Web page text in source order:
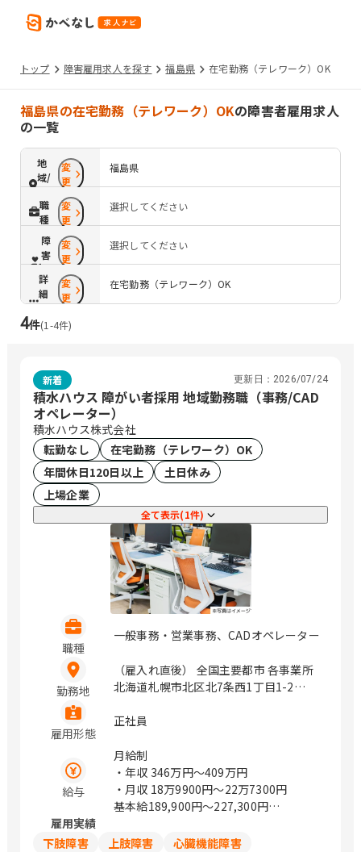
トップ 障害雇用求人を探す 福島県 在宅勤務（テレワーク）OK
福島県の在宅勤務（テレワーク）OKの障害者雇用求人
の一覧
地
域/
路
線
変
更
福島県
職
種
変
更
選択してください
障
害
配
慮
変
更
選択してください
詳
細
条
件
変
更
在宅勤務（テレワーク）OK
4件(1 -4件)
新着 更新日： 2026/07/24
積水ハウス 障がい者採用 地域勤務職（事務/CAD
オペレーター）
積水ハウス株式会社
転勤なし
在宅勤務（テレワーク）OK
年間休日120日以上
土日休み
上場企業
全て表示(1件)
職種
一般事務・営業事務、CADオペレーター
勤務地
（雇入れ直後） 全国主要都市 各事業所
北海道札幌市北区北7条西1丁目1-2
前北通1-10橋市盛岡ビル7F 宮城県仙台
ワービル5F） 山形県山形市篭田3-9-5
福島県郡山市本町一丁目4－8 茨城県水
戸市城南1-1-6 （サザン水戸ビル301）
栃木県宇都宮市城東1丁目-11-5 群馬県
ま市浦和区岸町4-26-15 （浦和SHビル
雇用形態
正社員
給与
月給制
・年収 346万円〜409万円
・月収 18万9900円〜22万7300円
基本給189,900円～227,300円
※試用期間中の労働条件は同条件
雇用実績
下肢障害
上肢障害
心臓機能障害